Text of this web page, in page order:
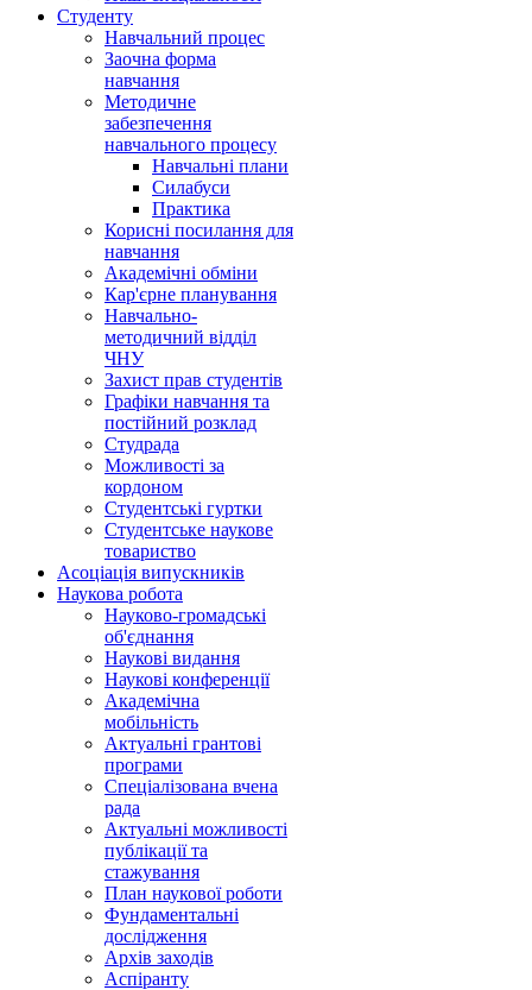
Студенту
Навчальний процес
Заочна форма
навчання
Методичне
забезпечення
навчального процесу
Навчальні плани
Силабуси
Практика
Корисні посилання для
навчання
Академічні обміни
Кар'єрне планування
Навчально-
методичний відділ
ЧНУ
Захист прав студентів
Графіки навчання та
постійний розклад
Студрада
Можливості за
кордоном
Студентські гуртки
Студентське наукове
товариство
Асоціація випускників
Наукова робота
Науково-громадські
об'єднання
Наукові видання
Наукові конференції
Академічна
мобільність
Актуальні грантові
програми
Спеціалізована вчена
рада
Актуальні можливості
публікації та
стажування
План наукової роботи
Фундаментальні
дослідження
Архів заходів
Аспіранту